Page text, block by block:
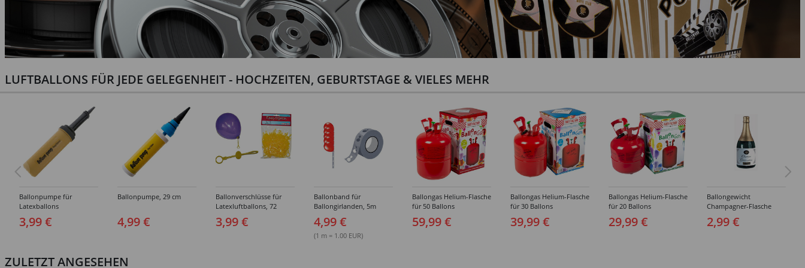
LUFTBALLONS FÜR JEDE GELEGENHEIT - HOCHZEITEN, GEBURTSTAGE & VIELES MEHR
Ballonpumpe für
Latexballons
3,99 €
Ballonpumpe, 29 cm
4,99 €
Ballonverschlüsse für
Latexluftballons, 72
Stück
3,99 €
Ballonband für
Ballongirlanden, 5m
Deko-Band aus PVC
4,99 €
(1 m = 1.00 EUR)
Ballongas Helium-Flasche
für 50 Ballons
59,99 €
Ballongas Helium-Flasche
für 30 Ballons
39,99 €
Ballongas Helium-Flasche
für 20 Ballons
29,99 €
Ballongewicht
Champagner-Flasche
2,99 €
ZULETZT ANGESEHEN